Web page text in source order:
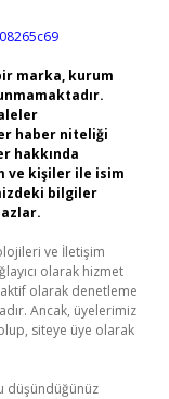
marka, kurum
haber niteliği
hakkında
ve kişiler ile isim
bilgiler
ve İletişim
olarak hizmet
olarak denetleme
Ancak, üyelerimiz
siteye üye olarak
düşündüğünüz